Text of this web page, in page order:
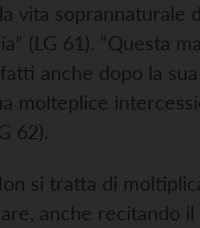
vita soprannaturale
(LG 61). “Questa
anche dopo la
molteplice
62).
si tratta di
anche recitando